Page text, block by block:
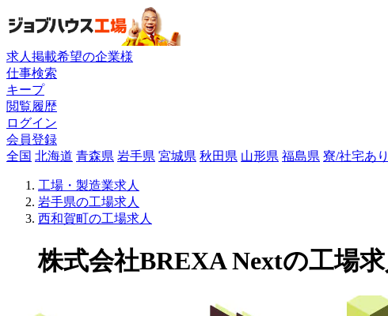
求人掲載希望の企業様
仕事検索
キープ
閲覧履歴
ログイン
会員登録
全国 北海道 青森県 岩手県 宮城県 秋田県 山形県 福島県 寮/社宅あり
工場・製造業求人
岩手県の工場求人
西和賀町の工場求人
株式会社BREXA Nextの工場求